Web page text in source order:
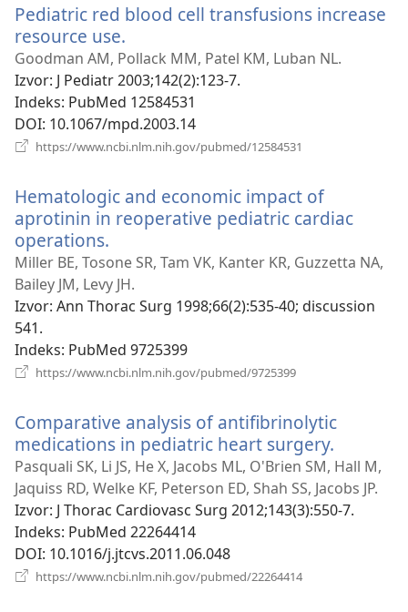
prozor)
Pediatric red blood cell transfusions increase
resource use.
se
novi
prozor)
Goodman AM, Pollack MM, Patel KM, Luban NL.
Izvor‎: J Pediatr 2003;142(2):123-7.
Indeks‎: PubMed 12584531
DOI‎: 10.1067/mpd.2003.14
https://www.ncbi.nlm.nih.gov/pubmed/12584531
prozor)
Hematologic and economic impact of
aprotinin in reoperative pediatric cardiac
operations.
se
novi
prozor)
Miller BE, Tosone SR, Tam VK, Kanter KR, Guzzetta NA,
Bailey JM, Levy JH.
Izvor‎: Ann Thorac Surg 1998;66(2):535-40; discussion
541.
Indeks‎: PubMed 9725399
https://www.ncbi.nlm.nih.gov/pubmed/9725399
prozor)
Comparative analysis of antifibrinolytic
medications in pediatric heart surgery.
se
novi
prozor)
Pasquali SK, Li JS, He X, Jacobs ML, O'Brien SM, Hall M,
Jaquiss RD, Welke KF, Peterson ED, Shah SS, Jacobs JP.
Izvor‎: J Thorac Cardiovasc Surg 2012;143(3):550-7.
Indeks‎: PubMed 22264414
DOI‎: 10.1016/j.jtcvs.2011.06.048
https://www.ncbi.nlm.nih.gov/pubmed/22264414